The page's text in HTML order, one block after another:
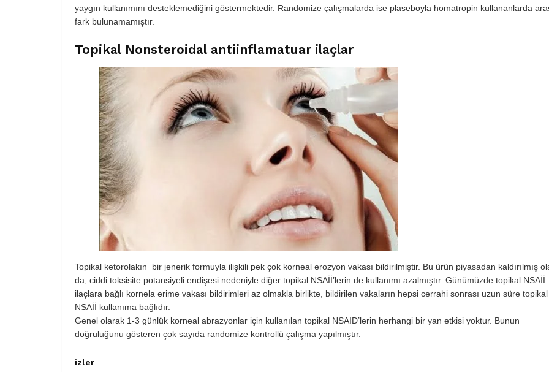
yaygın kullanımını desteklemediğini göstermektedir. Randomize çalışmalarda ise plaseboyla homatropin kullananlarda
fark bulunamamıştır.
Topikal Nonsteroidal antiinflamatuar ilaçlar
Topikal ketorolakın bir jenerik formuyla ilişkili pek çok korneal erozyon vakası bildirilmiştir. Bu ürün piyasadan kaldırılmış
da, ciddi toksisite potansiyeli endişesi nedeniyle diğer topikal NSAİİ’lerin de kullanımı azalmıştır. Günümüzde topikal NSAİİ
ilaçlara bağlı kornela erime vakası bildirimleri az olmakla birlikte, bildirilen vakaların hepsi cerrahi sonrası uzun süre topikal
NSAİİ kullanıma bağlıdır.
Genel olarak 1-3 günlük korneal abrazyonlar için kullanılan topikal NSAID’lerin herhangi bir yan etkisi yoktur. Bunun
doğruluğunu gösteren çok sayıda randomize kontrollü çalışma yapılmıştır.
izler